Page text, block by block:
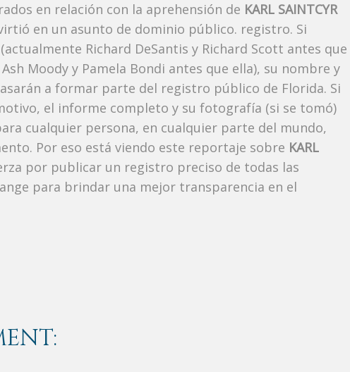
en relación con la aprehensión de KARL SAINTCYR
en un asunto de dominio público. registro. Si
Richard DeSantis y Richard Scott antes que
Moody y Pamela Bondi antes que ella), su nombre y
a formar parte del registro público de Florida. Si
el informe completo y su fotografía (si se tomó)
cualquier persona, en cualquier parte del mundo,
Por eso está viendo este reportaje sobre KARL
por publicar un registro preciso de todas las
para brindar una mejor transparencia en el